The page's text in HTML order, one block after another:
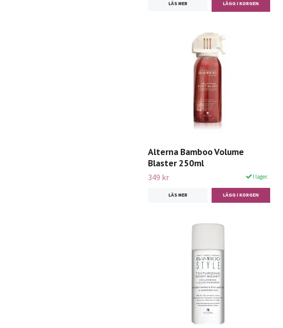
LÄS MER
Alterna Bamboo Volume
Blaster 250ml
349 kr I lager.
LÄS MER